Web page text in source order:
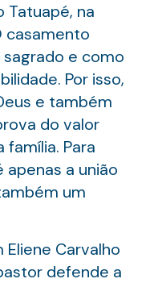
Tatuapé, na
casamento
e como
Por isso,
e também
do valor
Para
apenas a união
um
Eliene Carvalho
defende a